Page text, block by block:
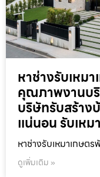
หาช่างรับเหม
คุณภาพงานบริ
บริษัทรับสร้าง
แน่นอน รับเห
หาช่างรับเหมาเกษ
ดูเพิ่มเติม »